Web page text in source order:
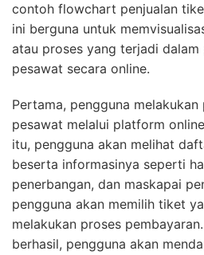
contoh flowchart penjualan
ini berguna untuk
atau proses yang terjadi dalam
pesawat secara online.
Pertama, pengguna
pesawat melalui platform
itu, pengguna akan melihat
beserta informasinya seperti
penerbangan, dan maskapai
pengguna akan memilih tiket
melakukan proses
berhasil, pengguna akan